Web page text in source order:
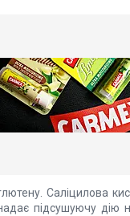
Саліцилова
підсушуючу дію